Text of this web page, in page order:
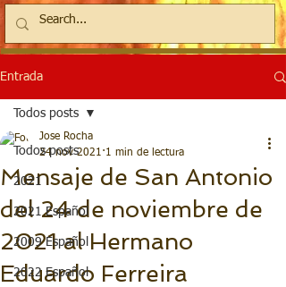
Entrada
Todos posts
2021
2021 Español
2009 Español
2022 Español
Todos posts
Mensaje de San Antonio
del 24 de noviembre de
2021 al Hermano
Eduardo Ferreira
Jose Rocha
24 nov 2021 1 min de lectura